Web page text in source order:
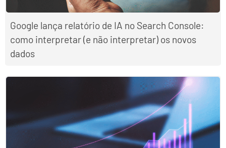
Google lança relatório de IA no Search Console:
como interpretar (e não interpretar) os novos
dados